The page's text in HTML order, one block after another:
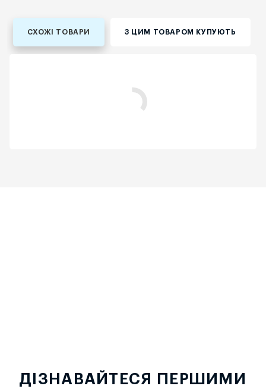
СХОЖІ ТОВАРИ З ЦИМ ТОВАРОМ КУПУЮТЬ
ДІЗНАВАЙТЕСЯ ПЕРШИМИ